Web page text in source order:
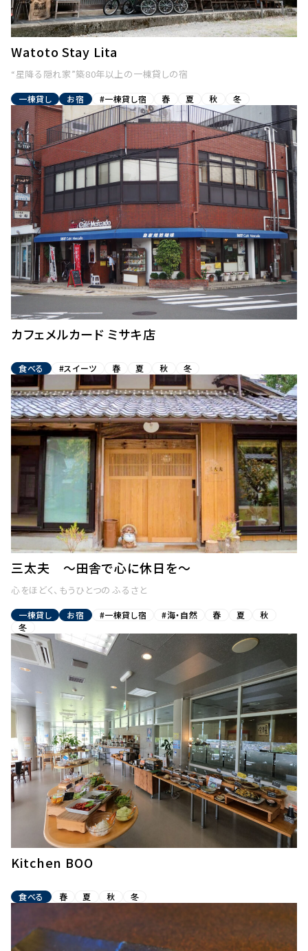
Watoto Stay Lita
“星降る隠れ家”築80年以上の一棟貸しの宿
一棟貸し お宿 #一棟貸し宿 春 夏 秋 冬
カフェメルカード ミサキ店
食べる #スイーツ 春 夏 秋 冬
三太夫 〜田舎で心に休日を〜
心をほどく、もうひとつの ふるさと
一棟貸し お宿 #一棟貸し宿 #海・自然 春 夏
秋
冬
Kitchen BOO
食べる 春 夏 秋 冬